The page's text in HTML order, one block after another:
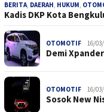
BERITA, DAERAH, HUKUM,
Kadis DKP Kota
OTOMOTIF 16/
Demi
OTOMOTIF 16/
Sosok New